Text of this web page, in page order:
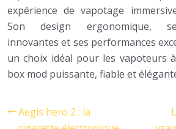
expérience de vapotage
Son design ergonomique,
innovantes et ses performances
un choix idéal pour les vapoteurs
box mod puissante, fiable et
Aegis hero 2 : la